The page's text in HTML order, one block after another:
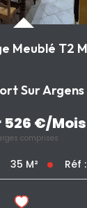
Sur Argens
526 €/mois
comprises
35 M² Réf :